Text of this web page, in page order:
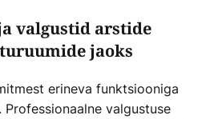
valgustid arstide
jaoks
erineva funktsiooniga
valgustuse